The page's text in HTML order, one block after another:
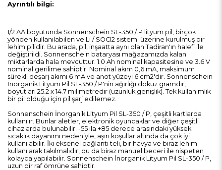
Ayrıntılı bilgi:
1/2 AA boyutunda Sonnenschein SL-350 / P lityum pil, birçok
yönden kullanılabilen ve Li / SOCI2 sistemi üzerine kurulmuş bir
lehim pilidir. Bu arada, pil, inşaatta aynı olan Tadiran'ın halefi ile
değiştirildi. Sonnenschein bataryası mağazamızda kalan
miktarlarda hala mevcuttur. 1.0 Ah nominal kapasitesine ve 3.6 V
nominal gerilime sahiptir. Nominal akım 0,6 mA, maksimum
sürekli deşarj akımı 6 mA ve anot yüzeyi 6 cm2'dir. Sonnenschein
İnorganik Lityum Pil SL-350 / P'nin ağırlığı dokuz gramdır,
boyutları 25.2 x 14.7 milimetredir (uzunluk genişlik). Tek kullanımlık
bir pil olduğu için pil şarj edilemez.
Sonnenschein İnorganik Lityum Pil SL-350 / P, çeşitli kartlarda
kullanılır. Bunlar aletler, elektronik oyuncaklar ve diğer çeşitli
cihazlarda bulunabilir. -55 ila +85 derece arasındaki yüksek
sıcaklık dayanımı nedeniyle, aşırı koşullar altında da çok iyi
kullanılabilir. İki eksenel bağlantı teli, bir havya ve biraz lehim
kullanılarak takılmalıdır, bu da biraz manuel beceri ile nispeten
kolayca yapılabilir. Sonnenschein İnorganik Lityum Pil SL-350 / P,
uzun bir raf ömrüne sahiptir.